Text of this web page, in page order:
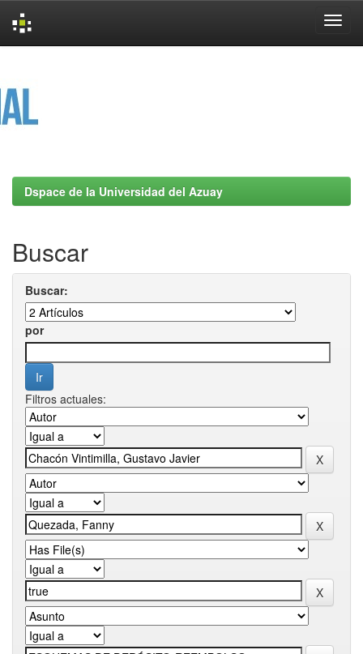
Dspace de la Universidad del Azuay
Buscar
Buscar:
por
Filtros actuales: